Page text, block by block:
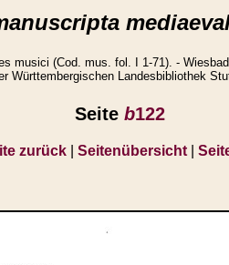
musici (Cod. mus. fol. I 1-71). -
Württembergischen Landesbibliothek
Seite b122
zurück| Seitenübersicht|